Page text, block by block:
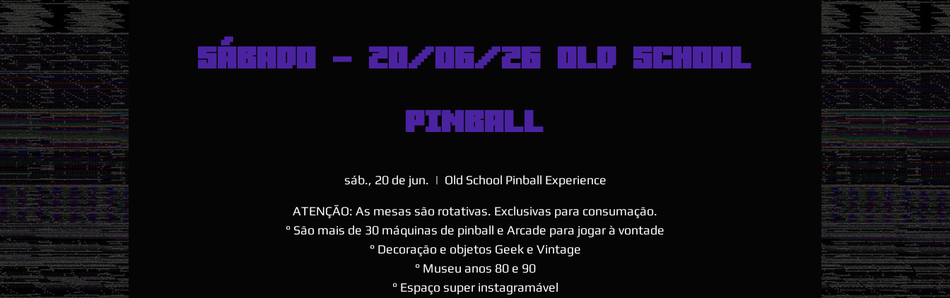
SÁBADO - 20/06/26 OLD SCHOOL
PINBALL
sáb., 20 de jun.
  |
Old School Pinball Experience
ATENÇÃO: As mesas são rotativas. Exclusivas para consumação.
° São mais de 30 máquinas de pinball e Arcade para jogar à vontade
° Decoração e objetos Geek e Vintage
° Museu anos 80 e 90
° Espaço super instagramável